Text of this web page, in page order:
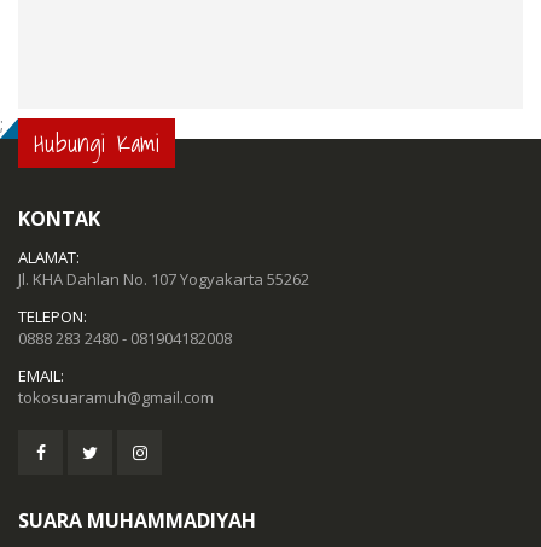
; Hubungi Kami
KONTAK
ALAMAT:
Jl. KHA Dahlan No. 107 Yogyakarta 55262
TELEPON:
0888 283 2480 - 081904182008
EMAIL:
tokosuaramuh@gmail.com
SUARA MUHAMMADIYAH